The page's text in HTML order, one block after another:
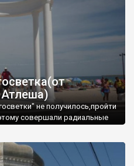
не получилось,пройти
совершали радиальные